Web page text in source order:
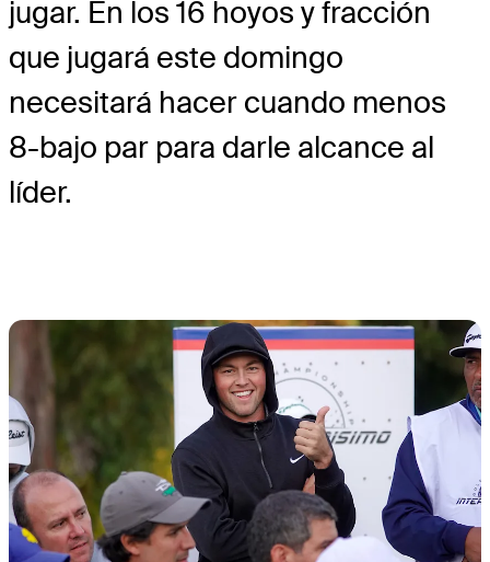
jugar. En los 16 hoyos y fracción
que jugará este domingo
necesitará hacer cuando menos
8-bajo par para darle alcance al
líder.